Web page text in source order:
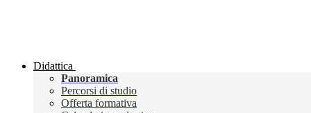
Didattica
Panoramica
Percorsi di studio
Offerta formativa